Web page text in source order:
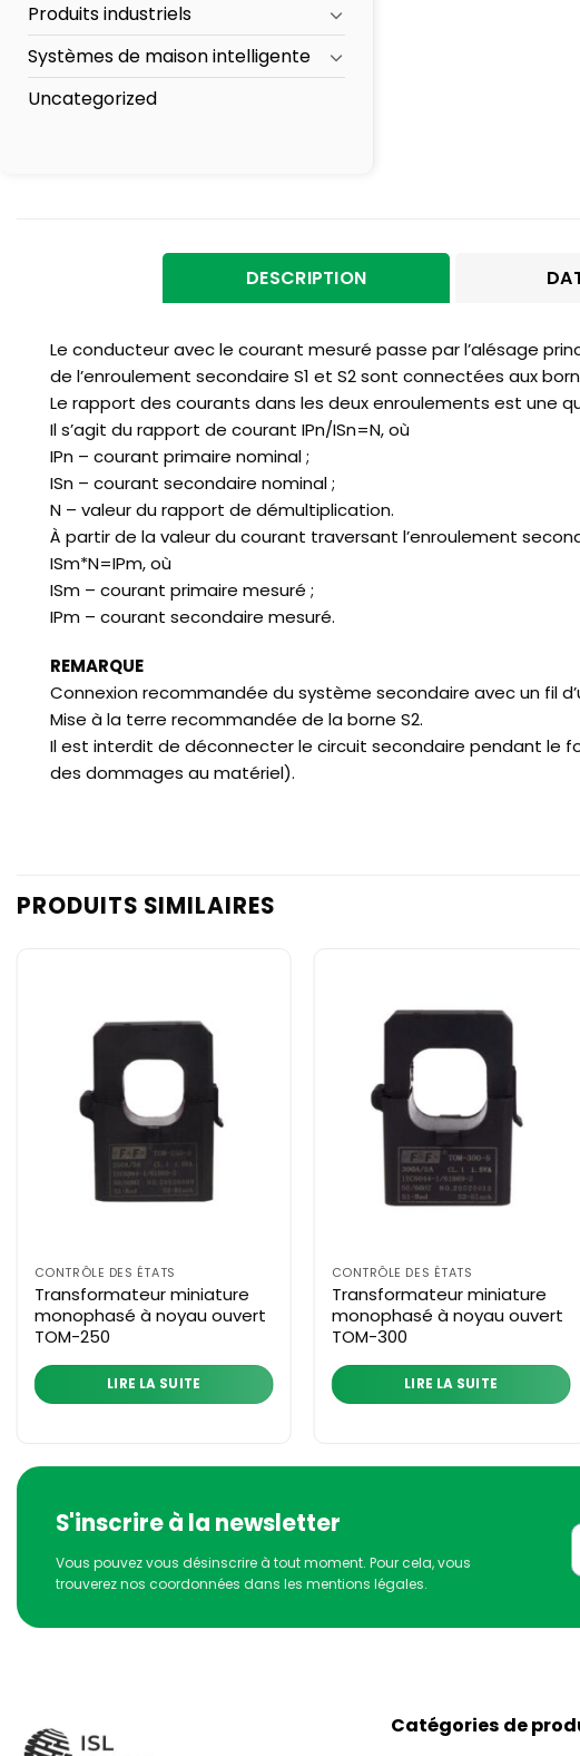
Produits industriels
Systèmes de maison intelligente
Uncategorized
DESCRIPTION
Le conducteur avec le courant mesuré passe par l’alésage
de l’enroulement secondaire S1 et S2 sont connectées aux
Le rapport des courants dans les deux enroulements est une
Il s’agit du rapport de courant IPn/ISn=N, où
IPn – courant primaire nominal ;
ISn – courant secondaire nominal ;
N – valeur du rapport de démultiplication.
À partir de la valeur du courant traversant l’enroulement
ISm*N=IPm, où
ISm – courant primaire mesuré ;
IPm – courant secondaire mesuré.
REMARQUE
Connexion recommandée du système secondaire avec un fil
Mise à la terre recommandée de la borne S2.
Il est interdit de déconnecter le circuit secondaire pendant le
des dommages au matériel).
PRODUITS SIMILAIRES
CONTRÔLE DES ÉTATS
Transformateur miniature
monophasé à noyau ouvert
TOM-250
LIRE LA SUITE
CONTRÔLE DES ÉTATS
Transformateur miniature
monophasé à noyau ouvert
TOM-300
LIRE LA SUITE
S'inscrire à la newsletter
Vous pouvez vous désinscrire à tout moment. Pour cela, vous
trouverez nos coordonnées dans les mentions légales.
Catégories de